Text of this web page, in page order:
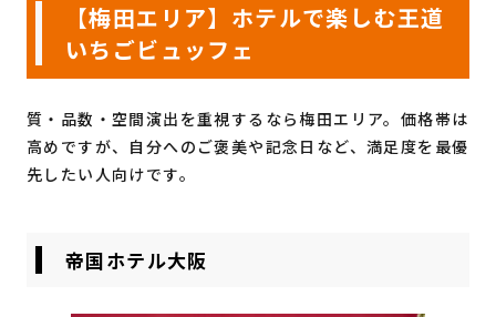
【梅田エリア】ホテルで楽しむ王道
いちごビュッフェ
質・品数・空間演出を重視するなら梅田エリア。価格帯は
高めですが、自分へのご褒美や記念日など、満足度を最優
先したい人向けです。
帝国ホテル大阪